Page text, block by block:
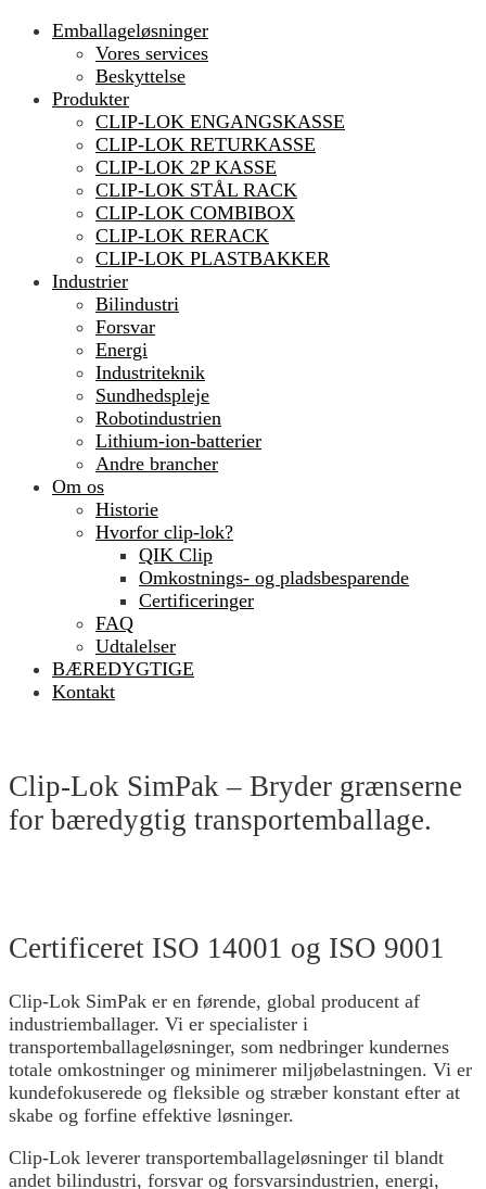
Emballageløsninger
Vores services
Beskyttelse
Produkter
CLIP-LOK ENGANGSKASSE
CLIP-LOK RETURKASSE
CLIP-LOK 2P KASSE
CLIP-LOK STÅL RACK
CLIP-LOK COMBIBOX
CLIP-LOK RERACK
CLIP-LOK PLASTBAKKER
Industrier
Bilindustri
Forsvar
Energi
Industriteknik
Sundhedspleje
Robotindustrien
Lithium-ion-batterier
Andre brancher
Om os
Historie
Hvorfor clip-lok?
QIK Clip
Omkostnings- og pladsbesparende
Certificeringer
FAQ
Udtalelser
BÆREDYGTIGE
Kontakt
Clip-Lok SimPak – Bryder grænserne
for bæredygtig transportemballage.
Certificeret ISO 14001 og ISO 9001
Clip-Lok SimPak er en førende, global producent af
industriemballager. Vi er specialister i
transportemballageløsninger, som nedbringer kundernes
totale omkostninger og minimerer miljøbelastningen. Vi er
kundefokuserede og fleksible og stræber konstant efter at
skabe og forfine effektive løsninger.
Clip-Lok leverer transportemballageløsninger til blandt
andet bilindustri, forsvar og forsvarsindustrien, energi,